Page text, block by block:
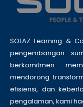
SOLAZ Learning &
pengembangan
berkomitmen
mendorong
efisiensi, dan
pengalaman, kami